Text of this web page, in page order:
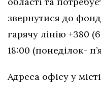
звернутися до
гарячу лінію +380
18:00 (понеділок-
Адреса офісу у